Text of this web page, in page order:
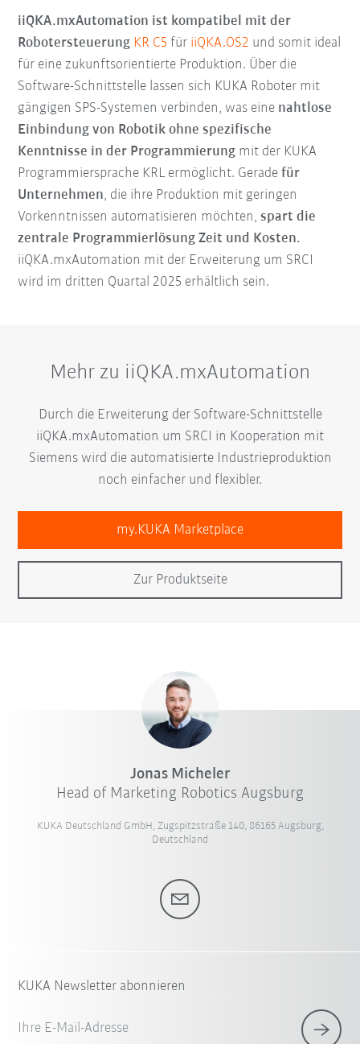
iiQKA.mxAutomation ist kompatibel mit der
Robotersteuerung KR C5 für iiQKA.OS2 und somit ideal
für eine zukunftsorientierte Produktion. Über die
Software-Schnittstelle lassen sich KUKA Roboter mit
gängigen SPS-Systemen verbinden, was eine nahtlose
Einbindung von Robotik ohne spezifische
Kenntnisse in der Programmierung mit der KUKA
Programmiersprache KRL ermöglicht. Geradefür
Unternehmen, die ihre Produktion mit geringen
Vorkenntnissen automatisieren möchten,spart die
zentrale Programmierlösung Zeit und Kosten.
iiQKA.mxAutomation mit der Erweiterung um SRCI
wird im dritten Quartal 2025 erhältlich sein.
Mehr zu iiQKA.mxAutomation
Durch die Erweiterung der Software-Schnittstelle
iiQKA.mxAutomation um SRCI in Kooperation mit
Siemens wird die automatisierte Industrieproduktion
noch einfacher und flexibler.
my.KUKA Marketplace
Zur Produktseite
Jonas Micheler
Head of Marketing Robotics Augsburg
KUKA Deutschland GmbH, Zugspitzstraße 140, 86165 Augsburg,
Deutschland
KUKA Newsletter abonnieren
Ihre E-Mail-Adresse